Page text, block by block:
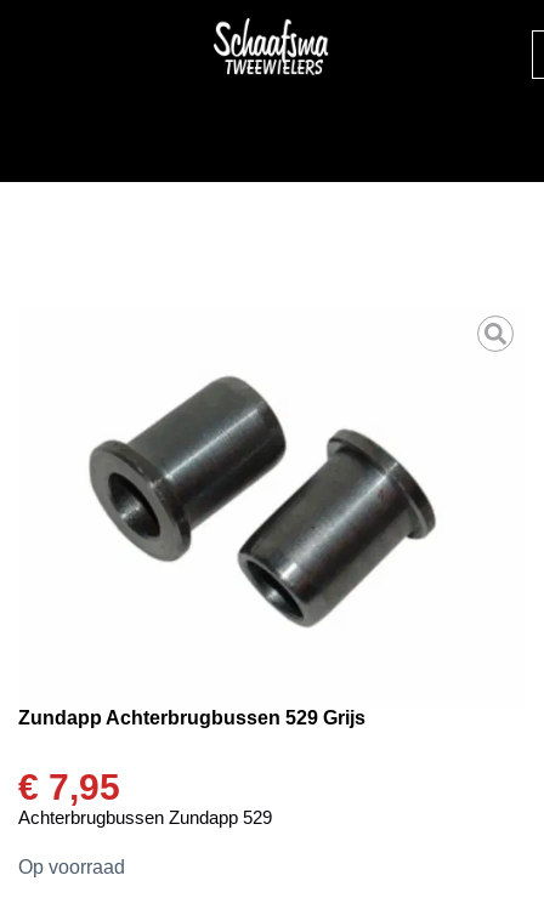
Zundapp Achterbrugbussen 529 Grijs
€ 7,95
Achterbrugbussen Zundapp 529
Op voorraad